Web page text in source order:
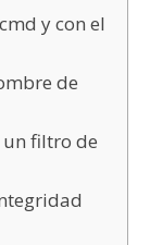
y con el
de
filtro de